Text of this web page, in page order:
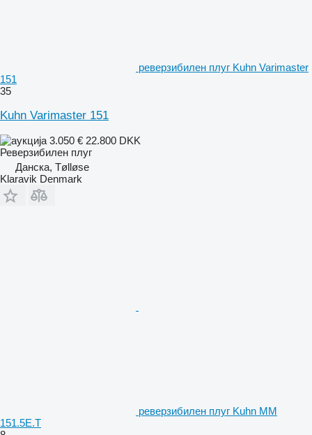
реверзибилен плуг Kuhn Varimaster
151
35
Kuhn Varimaster 151
3.050 € 22.800 DKK
Реверзибилен плуг
Данска, Tølløse
Klaravik Denmark
реверзибилен плуг Kuhn MM
151.5E.T